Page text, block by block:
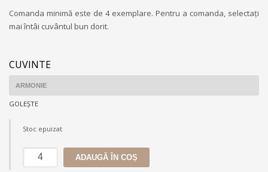
Comanda minimă este de 4 exemplare. Pentru a comanda, selectați
mai întâi cuvântul bun dorit.
CUVINTE
GOLEȘTE
Stoc epuizat
Cantitate
Cuvânt
ADAUGĂ ÎN COȘ